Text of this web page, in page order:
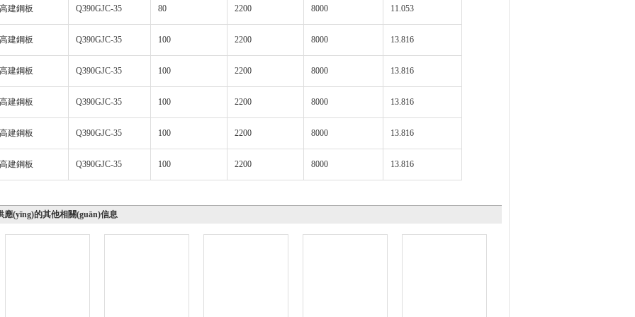
高建鋼板 Q390GJC-35 80 2200 8000 11.053
高建鋼板 Q390GJC-35 100 2200 8000 13.816
高建鋼板 Q390GJC-35 100 2200 8000 13.816
高建鋼板 Q390GJC-35 100 2200 8000 13.816
高建鋼板 Q390GJC-35 100 2200 8000 13.816
高建鋼板 Q390GJC-35 100 2200 8000 13.816
(yīng)的其他相關(guān)信息